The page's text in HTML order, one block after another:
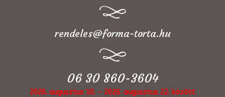
rendeles@forma-torta.hu
06 30 860-3604
2026. augusztus 10. - 2026. augusztus 22. között